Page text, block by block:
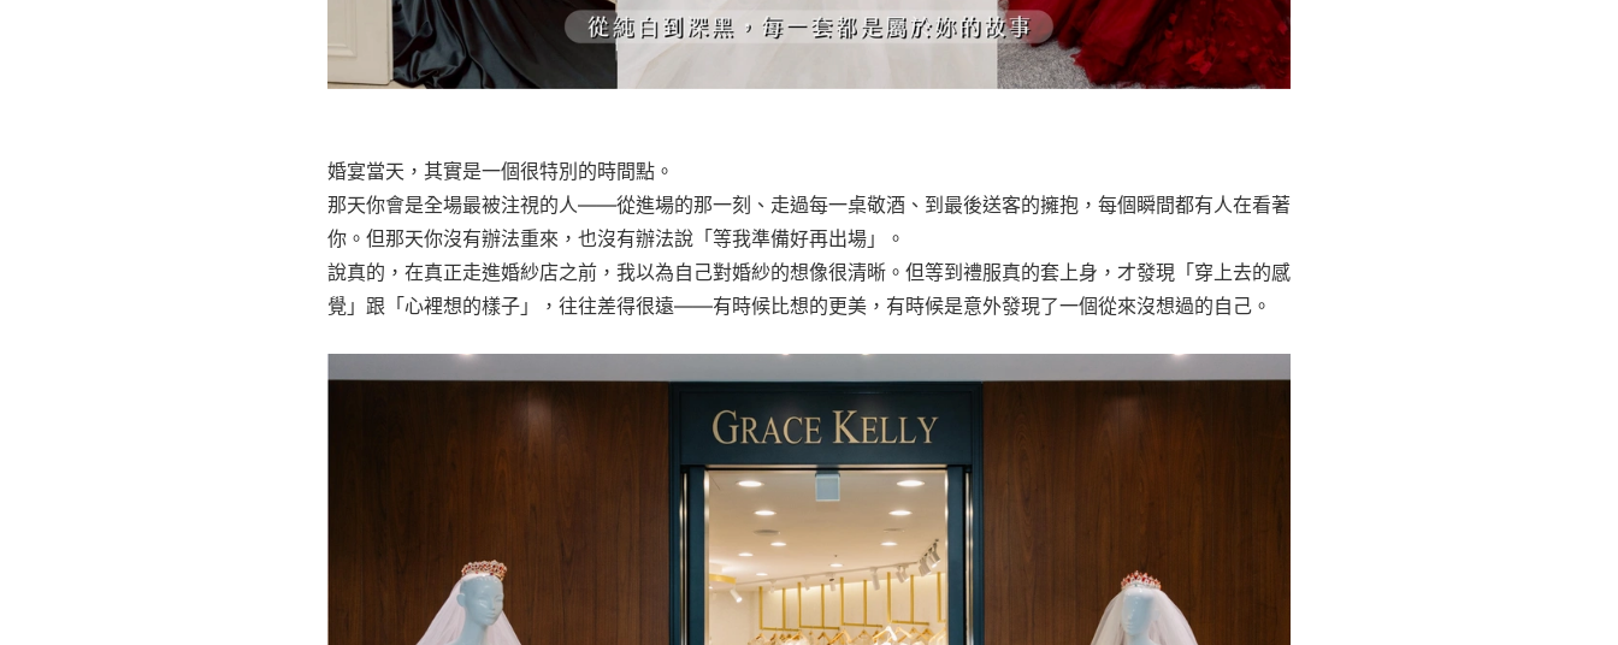
婚宴當天，其實是一個很特別的時間點。
那天你會是全場最被注視的人——從進場的那一刻、走過每一桌敬酒、到最後送客的擁抱，每個瞬間都有人在看著
你。但那天你沒有辦法重來，也沒有辦法說「等我準備好再出場」。
說真的，在真正走進婚紗店之前，我以為自己對婚紗的想像很清晰。但等到禮服真的套上身，才發現「穿上去的感
覺」跟「心裡想的樣子」，往往差得很遠——有時候比想的更美，有時候是意外發現了一個從來沒想過的自己。